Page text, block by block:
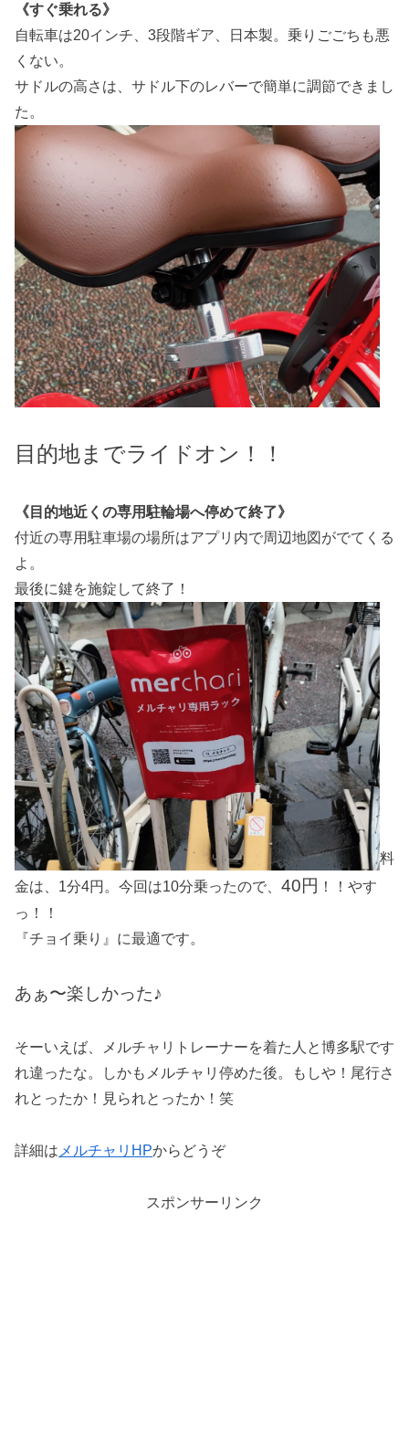
《すぐ乗れる》
自転車は20インチ、3段階ギア、日本製。乗りごごちも悪
くない。
サドルの高さは、サドル下のレバーで簡単に調節できまし
た。
目的地までライドオン！！
《目的地近くの専用駐輪場へ停めて終了》
付近の専用駐車場の場所はアプリ内で周辺地図がでてくる
よ。
最後に鍵を施錠して終了！
料
金は、1分4円。今回は10分乗ったので、 40円 ！！やす
っ！！
『チョイ乗り』に最適です。
あぁ〜楽しかった♪
そーいえば、メルチャリトレーナーを着た人と博多駅です
れ違ったな。しかもメルチャリ停めた後。もしや！尾行さ
れとったか！見られとったか！笑
詳細は メルチャリHPからどうぞ
スポンサーリンク